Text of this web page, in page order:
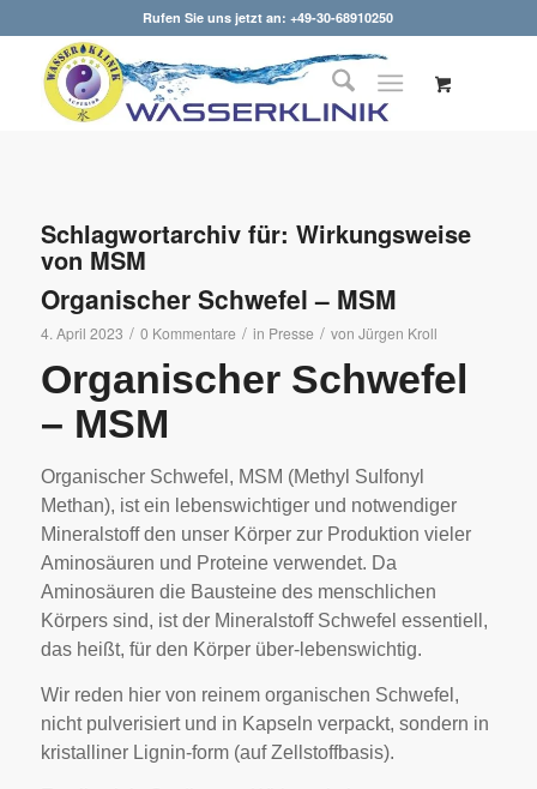
Rufen Sie uns jetzt an: +49-30-68910250
Schlagwortarchiv für: Wirkungsweise
von MSM
Organischer Schwefel – MSM
4. April 2023 / 0 Kommentare / in Presse / von Jürgen Kroll
Organischer Schwefel
– MSM
Organischer Schwefel, MSM (Methyl Sulfonyl
Methan), ist ein lebenswichtiger und notwendiger
Mineralstoff den unser Körper zur Produktion vieler
Aminosäuren und Proteine verwendet. Da
Aminosäuren die Bausteine des menschlichen
Körpers sind, ist der Mineralstoff Schwefel essentiell,
das heißt, für den Körper über-lebenswichtig.
Wir reden hier von reinem organischen Schwefel,
nicht pulverisiert und in Kapseln verpackt, sondern in
kristalliner Lignin-form (auf Zellstoffbasis).